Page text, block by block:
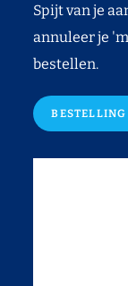
Spijt van je
annuleer je
bestellen.
BESTELLING